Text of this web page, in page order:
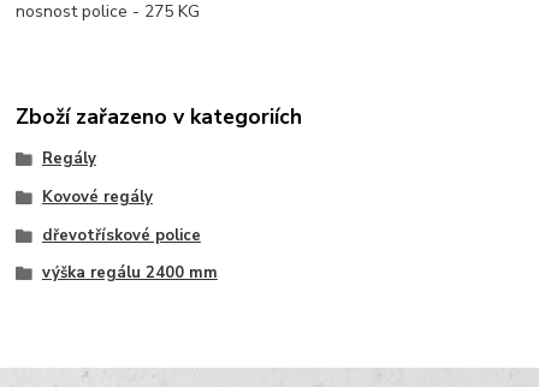
nosnost police - 275 KG
Zboží zařazeno v kategoriích
Regály
Kovové regály
dřevotřískové police
výška regálu 2400 mm